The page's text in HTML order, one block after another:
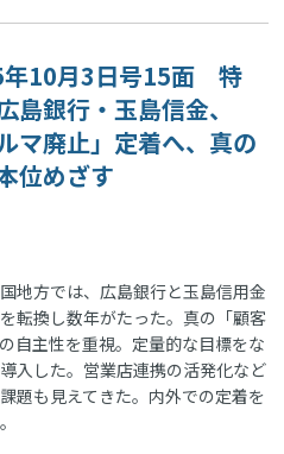
10月3日号15面 特
銀行・玉島信金、
ルマ廃止」定着へ、真の
位めざす
地方では、広島銀行と玉島信用金
転換し数年がたった。真の「顧客
自主性を重視。定量的な目標をな
入した。営業店連携の活発化など
題も見えてきた。内外での定着を